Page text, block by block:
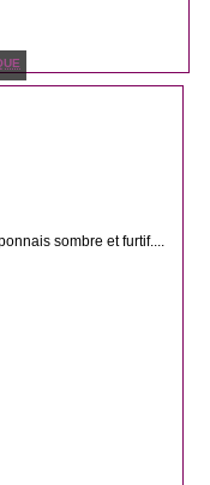
sombre et furtif....